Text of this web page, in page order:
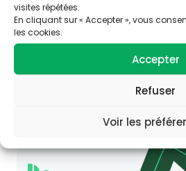
visites répétées.
En cliquant sur « Accepter », vous
les cookies.
Accepter
Refuser
Voir les
Consultez le site Agir-
pour agir en Éducation et
Santé-Environnement.